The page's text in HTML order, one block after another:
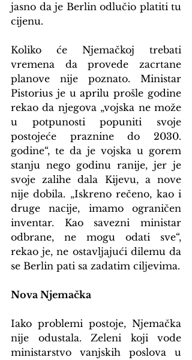
jasno da je Berlin odlučio platiti tu
cijenu.
Koliko će Njemačkoj trebati
vremena da provede zacrtane
planove nije poznato. Ministar
Pistorius je u aprilu prošle godine
rekao da njegova „vojska ne može
u potpunosti popuniti svoje
postojeće praznine do 2030.
godine“, te da je vojska u gorem
stanju nego godinu ranije, jer je
svoje zalihe dala Kijevu, a nove
nije dobila. „Iskreno rečeno, kao i
druge nacije, imamo ograničen
inventar. Kao savezni ministar
odbrane, ne mogu odati sve“,
rekao je, ne ostavljajući dilemu da
se Berlin pati sa zadatim ciljevima.
Nova Njemačka
Iako problemi postoje, Njemačka
nije odustala. Zeleni koji vode
ministarstvo vanjskih poslova u